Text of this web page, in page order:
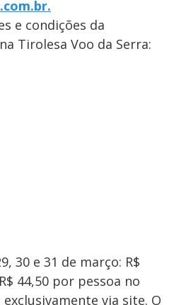
e condições da
Tirolesa Voo da Serra:
30 e 31 de março: R$
44,50 por pessoa no
via site. O